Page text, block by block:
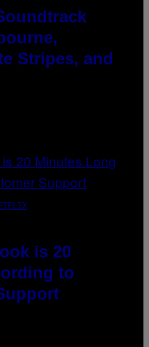
Stripes, and
is 20
to